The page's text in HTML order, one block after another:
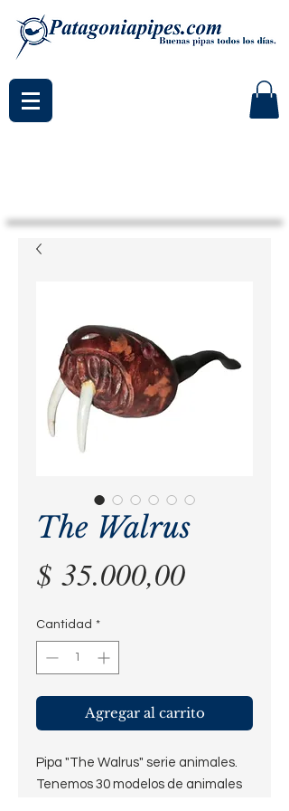
The Walrus
$ 35.000,00Precio
Cantidad *
Agregar al carrito
Pipa "The Walrus" serie animales.
Tenemos 30 modelos de animales